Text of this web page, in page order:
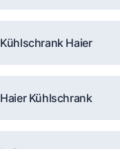
Haier
Kühlschrank